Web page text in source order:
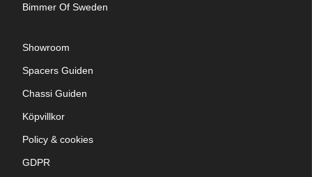
Bimmer Of Sweden
Showroom
Spacers Guiden
Chassi Guiden
Köpvillkor
Policy & cookies
GDPR